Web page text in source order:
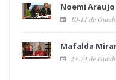
Noemi Araujo
10-11 de
Mafalda
23-24 de